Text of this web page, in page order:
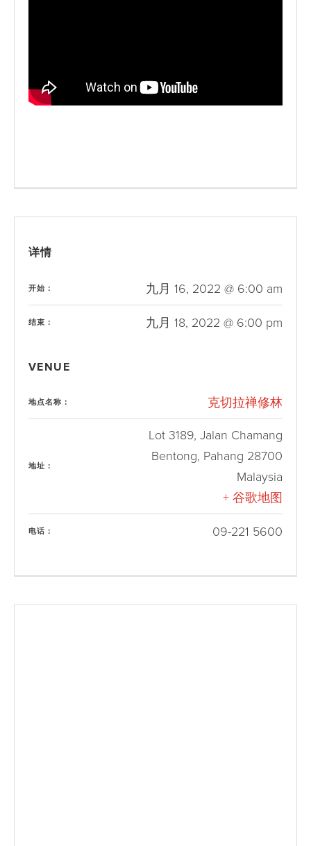
详情
开始： 九月 16, 2022 @ 6:00 am
结束： 九月 18, 2022 @ 6:00 pm
VENUE
地点名称： 克切拉禅修林
地址：
Lot 3189, Jalan Chamang
Bentong, Pahang 28700
Malaysia
+ 谷歌地图
电话： 09-221 5600